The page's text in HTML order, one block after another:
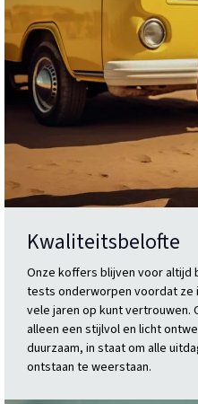
Kwaliteitsbelofte
Onze koffers blijven voor altijd
tests onderworpen voordat ze
vele jaren op kunt vertrouwen.
alleen een stijlvol en licht
duurzaam, in staat om alle
ontstaan te weerstaan.